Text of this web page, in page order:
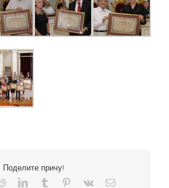
Поделите причу!
RedditLinkedInTumblr Pinterest
Vk Email